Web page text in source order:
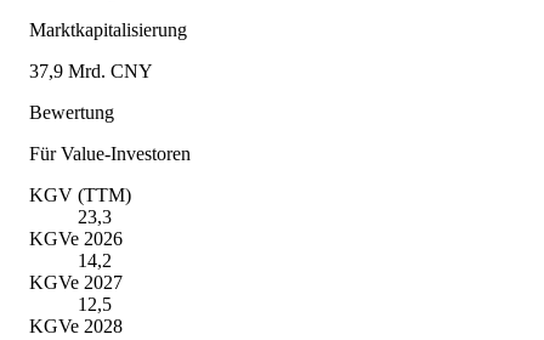
Marktkapitalisierung
37,9 Mrd. CNY
Bewertung
Für Value-Investoren
KGV (TTM)
23,3
KGVe 2026
14,2
KGVe 2027
12,5
KGVe 2028